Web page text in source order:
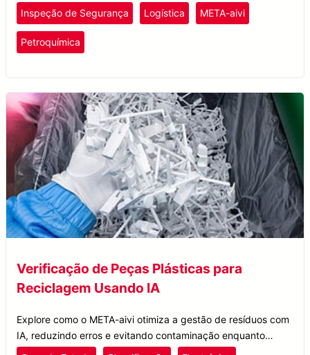
Inspeção de Segurança Logística META-aivi
Petroquímica
Verificação de Peças Plásticas para
Reciclagem Usando IA
Explore como o META-aivi otimiza a gestão de resíduos com
IA, reduzindo erros e evitando contaminação enquanto
aumenta a eficiência da reciclagem de peças plásticas.